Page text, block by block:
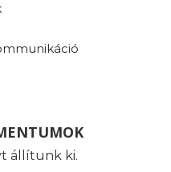
állítunk ki.